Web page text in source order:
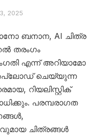
2025
നാനോ ബനാന, AI ചിത്ര
തരംഗം
എന്ന് അറിയാമോ
അപ്‌ലോഡ് ചെയ്യുന്ന
റിയലിസ്റ്റിക്
പരമ്പരാഗത
ചിത്രങ്ങൾ